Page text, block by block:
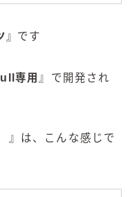
』です
専用』で開発され
』は、こんな感じで